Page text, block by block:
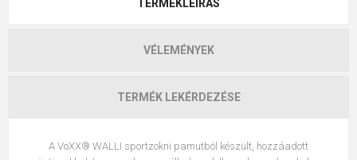
TERMÉKLEÍRÁS
VÉLEMÉNYEK
TERMÉK LEKÉRDEZÉSE
A VoXX® WALLI sportzokni pamutból készült, hozzáadott